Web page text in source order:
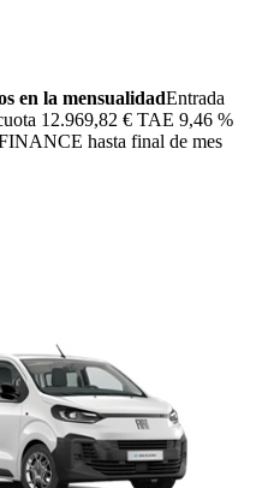
en la mensualidadEntrada
12.969,82 € TAE 9,46 %
hasta final de mes